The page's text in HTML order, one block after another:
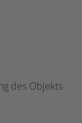
des Objekts